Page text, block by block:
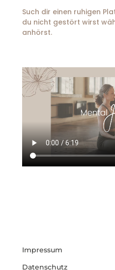
Such dir einen ruhigen
du nicht gestört wirst
anhörst.
Impressum
Datenschutz